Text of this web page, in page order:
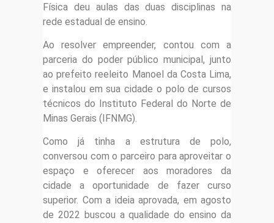
Física deu aulas das duas disciplinas na
rede estadual de ensino.
Ao resolver empreender, contou com a
parceria do poder público municipal, junto
ao prefeito reeleito Manoel da Costa Lima,
e instalou em sua cidade o polo de cursos
técnicos do Instituto Federal do Norte de
Minas Gerais (IFNMG).
Como já tinha a estrutura de polo,
conversou com o parceiro para aproveitar o
espaço e oferecer aos moradores da
cidade a oportunidade de fazer curso
superior. Com a ideia aprovada, em agosto
de 2022 buscou a qualidade do ensino da